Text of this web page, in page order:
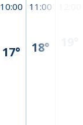
10:00
17°
11:00
18°